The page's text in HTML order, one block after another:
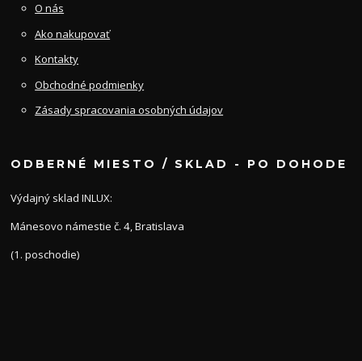
O nás
Ako nakupovať
Kontakty
Obchodné podmienky
Zásady spracovania osobných údajov
ODBERNÉ MIESTO / SKLAD - PO DOHODE
Výdajný sklad INLUX:
Mánesovo námestie č. 4, Bratislava
(1. poschodie)